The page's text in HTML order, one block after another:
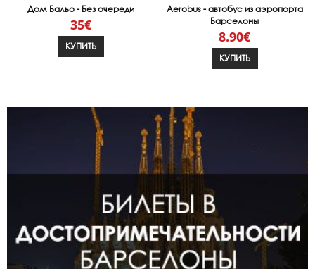
Дом Бальо - Без очереди
35€
КУПИТЬ
Aerobus - автобус из аэропорта
Барселоны
8.90€
КУПИТЬ